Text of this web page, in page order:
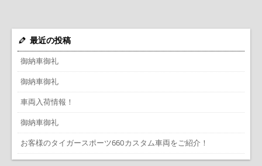
最近の投稿
御納車御礼
御納車御礼
車両入荷情報！
御納車御礼
お客様のタイガースポーツ660カスタム車両をご紹介！